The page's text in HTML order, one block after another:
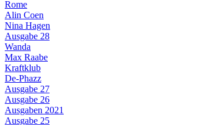
Rome
Alin Coen
Nina Hagen
Ausgabe 28
Wanda
Max Raabe
Kraftklub
De-Phazz
Ausgabe 27
Ausgabe 26
Ausgaben 2021
Ausgabe 25